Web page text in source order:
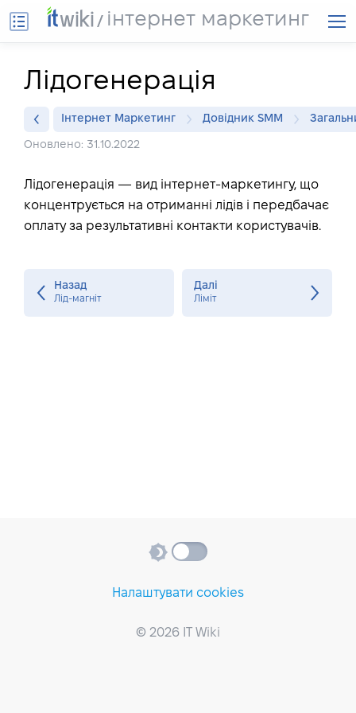
інтернет маркетинг
Лідогенерація
Інтернет Маркетинг Довідник SMM
Оновлено: 31.10.2022
Лідогенерація — вид інтернет-маркетингу, що
концентрується на отриманні лідів і передбачає
оплату за результативні контакти користувачів.
Назад
Лід-магніт
Далі
Ліміт
Налаштувати cookies
© 2026 IT Wiki